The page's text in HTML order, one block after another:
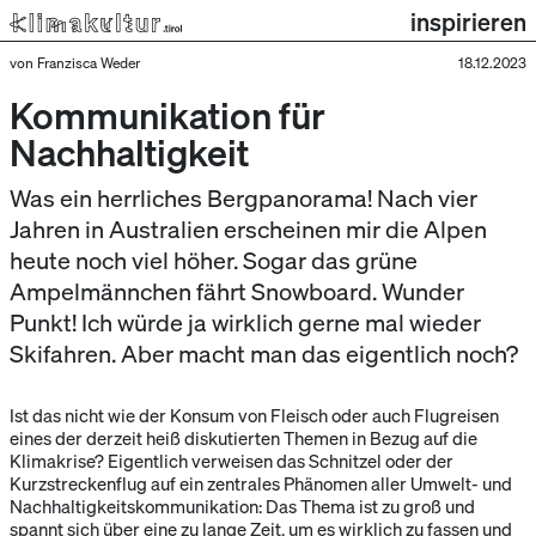
inspirieren
von Franzisca Weder 18.12.2023
Kommunikation für
Nachhaltigkeit
Was ein herrliches Bergpanorama! Nach vier
Jahren in Australien erscheinen mir die Alpen
heute noch viel höher. Sogar das grüne
Ampelmännchen fährt Snowboard. Wunder
Punkt! Ich würde ja wirklich gerne mal wieder
Skifahren. Aber macht man das eigentlich noch?
Ist das nicht wie der Konsum von Fleisch oder auch Flugreisen
eines der derzeit heiß diskutierten Themen in Bezug auf die
Klimakrise? Eigentlich verweisen das Schnitzel oder der
Kurzstreckenflug auf ein zentrales Phänomen aller Umwelt- und
Nachhaltigkeitskommunikation: Das Thema ist zu groß und
spannt sich über eine zu lange Zeit, um es wirklich zu fassen und